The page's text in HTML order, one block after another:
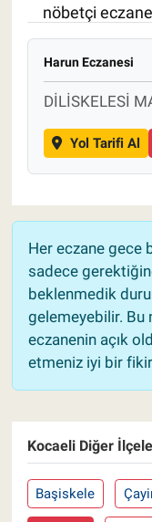
nöbetçi
Harun Eczanesi
DİLİSKELESİ
Yol Tarifi Al
Her eczane gece
sadece
beklenmedik
gelemeyebilir. Bu
eczanenin açık
etmeniz iyi bir
Kocaeli Diğer
Başiskele
Et fiyatları
Tarım Bilgisi
Yetiştirici
Dünyada
Üretici
Şeker ve
Tahıllar ve